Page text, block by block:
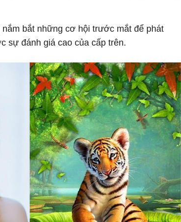
bắt những cơ hội trước mắt để phát
sự đánh giá cao của cấp trên.